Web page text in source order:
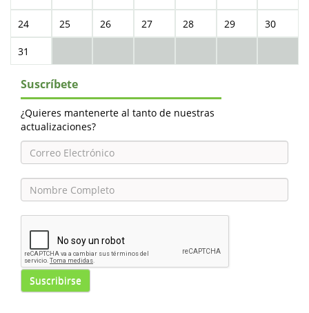
24 25 26 27 28 29 30
31
Suscríbete
¿Quieres mantenerte al tanto de nuestras
actualizaciones?
Suscribirse